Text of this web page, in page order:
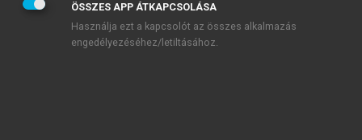
ÖSSZES APP ÁTKAPCSOLÁSA
Használja ezt a kapcsolót az összes alkalmazás
engedélyezéséhez/letiltásához.